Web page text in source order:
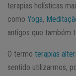
terapias holísticas
como Yoga,
antigos que também
O termo terapias
sentido utilizarmos,